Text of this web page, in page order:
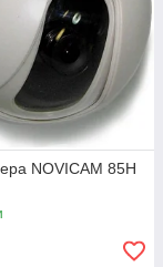
NOVICAM 85Н